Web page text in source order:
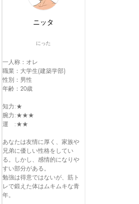
ニッタ
にった
一人称：オレ
職業：大学生(建築学部)
性別：男性
年齢：20歳
知力:★
腕力:★★★
運　:★★
あなたは友情に厚く、家族や
兄弟に優しい性格をしてい
る。しかし、感情的になりや
すい部分がある。
勉強は得意ではないが、筋ト
レで鍛えた体はムキムキな青
年。